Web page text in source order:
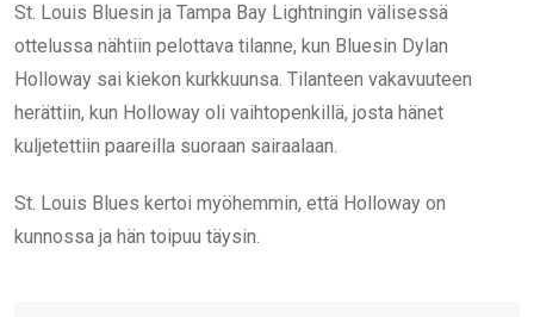
St. Louis Bluesin ja Tampa Bay Lightningin välisessä
ottelussa nähtiin pelottava tilanne, kun Bluesin Dylan
Holloway sai kiekon kurkkuunsa. Tilanteen vakavuuteen
herättiin, kun Holloway oli vaihtopenkillä, josta hänet
kuljetettiin paareilla suoraan sairaalaan.
St. Louis Blues kertoi myöhemmin, että Holloway on
kunnossa ja hän toipuu täysin.